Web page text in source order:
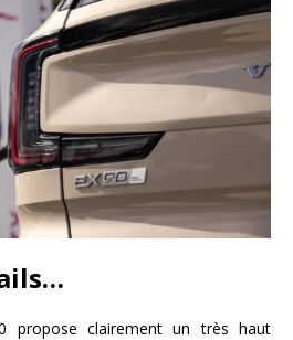
propose clairement un très haut